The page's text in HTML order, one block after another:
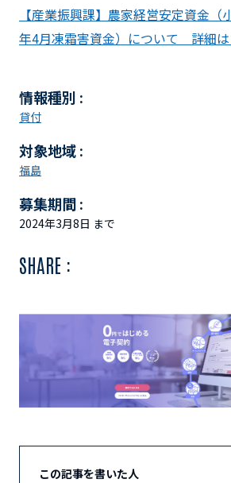
【産業振興課】農家経営安定資金（
年4月凍霜害資金）について 詳細は
情報種別 :
貸付
対象地域 :
福島
募集期間 :
2024年3月8日 まで
SHARE :
この記事を書いた人